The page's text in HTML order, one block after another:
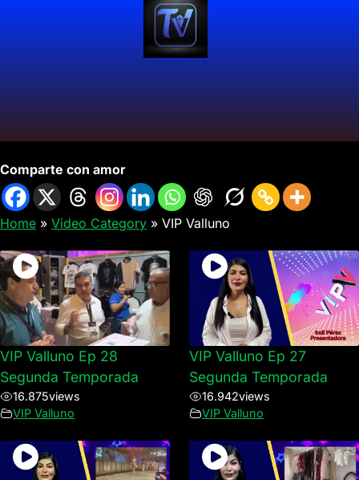
Comparte con amor
Home » Video Category » VIP Valluno
VIP Valluno Ep 28
Segunda Temporada
16.875views
VIP Valluno
VIP Valluno Ep 27
Segunda Temporada
16.942views
VIP Valluno